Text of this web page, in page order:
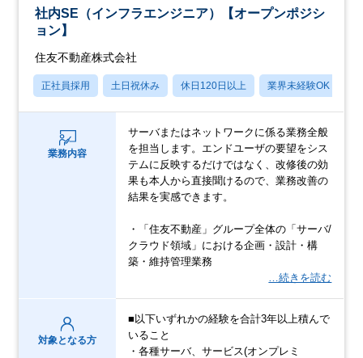
社内SE（インフラエンジニア）【オープンポジシ
ョン】
住友不動産株式会社
正社員採用 土日祝休み 休日120日以上 業界未経験OK
業務内容
サーバまたはネットワークに係る業務全般
を担当します。エンドユーザの要望をシス
テムに反映するだけではなく、改修後の効
果も本人から直接聞けるので、業務改善の
結果を実感できます。
・「住友不動産」グループ全体の「サーバ/
クラウド領域」における企画・設計・構
築・維持管理業務
…続きを読む
対象となる方
■以下いずれかの経験を合計3年以上積んで
いること
・各種サーバ、サービス(オンプレミ